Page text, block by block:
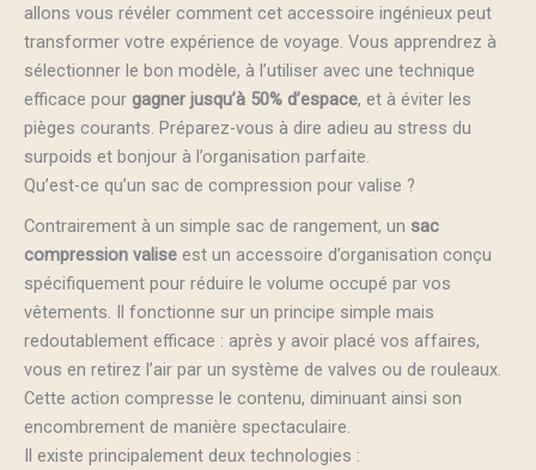
allons vous révéler comment cet accessoire ingénieux peut
transformer votre expérience de voyage. Vous apprendrez à
sélectionner le bon modèle, à l’utiliser avec une technique
efficace pour gagner jusqu’à 50% d’espace, et à éviter les
pièges courants. Préparez-vous à dire adieu au stress du
surpoids et bonjour à l’organisation parfaite.
Qu’est-ce qu’un sac de compression pour valise ?
Contrairement à un simple sac de rangement, un sac
compression valise est un accessoire d’organisation conçu
spécifiquement pour réduire le volume occupé par vos
vêtements. Il fonctionne sur un principe simple mais
redoutablement efficace : après y avoir placé vos affaires,
vous en retirez l’air par un système de valves ou de rouleaux.
Cette action compresse le contenu, diminuant ainsi son
encombrement de manière spectaculaire.
Il existe principalement deux technologies :